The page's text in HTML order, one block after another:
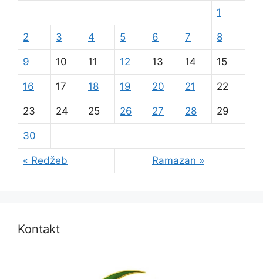
« Redžeb Ramazan »
1
2 3 4 5 6 7 8
9 10 11 12 13 14 15
16 17 18 19 20 21 22
23 24 25 26 27 28 29
30
Kontakt